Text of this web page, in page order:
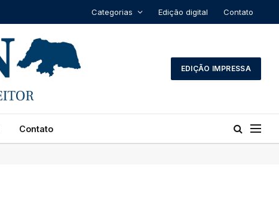
Categorias Edição digital Contato
EDIÇÃO IMPRESSA
Contato